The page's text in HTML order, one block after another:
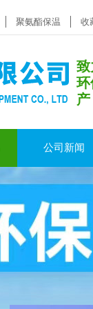
聚氨酯保温 收
致
环
产
公司新闻